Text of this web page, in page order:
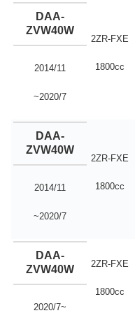
DAA-
ZVW40W
2014/11
~2020/7
2ZR-FXE
1800cc
DAA-
ZVW40W
2014/11
~2020/7
2ZR-FXE
1800cc
DAA-
ZVW40W
2020/7~
2ZR-FXE
1800cc